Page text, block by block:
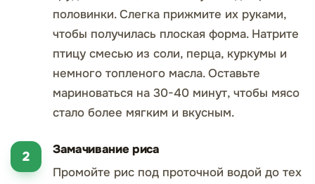
половинки. Слегка прижмите их руками,
чтобы получилась плоская форма. Натрите
птицу смесью из соли, перца, куркумы и
немного топленого масла. Оставьте
мариноваться на 30-40 минут, чтобы мясо
стало более мягким и вкусным.
Замачивание риса
Промойте рис под проточной водой до тех